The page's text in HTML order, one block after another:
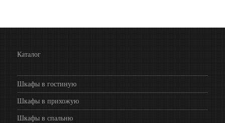
Каталог
Шкафы в гостиную
Шкафы в прихожую
Шкафы в спальню